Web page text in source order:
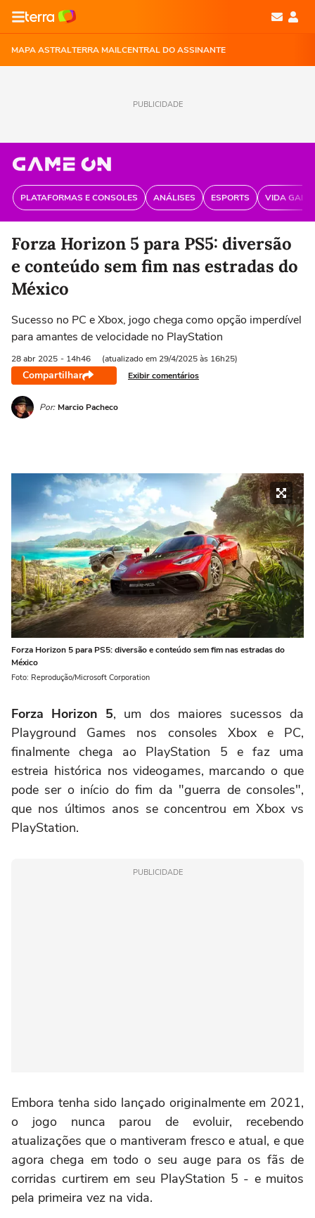
MAPA ASTRALTERRA MAILCENTRAL DO ASSINANTE
PUBLICIDADE
PLATAFORMAS E CONSOLES ANÁLISES ESPORTS VIDA
Forza Horizon 5 para PS5: diversão
e conteúdo sem fim nas estradas do
México
Sucesso no PC e Xbox, jogo chega como opção imperdível
para amantes de velocidade no PlayStation
28 abr 2025 - 14h46 (atualizado em 29/4/2025 às 16h25)
Compartilhar Exibir comentários
Por: Marcio Pacheco
Forza Horizon 5 para PS5: diversão e conteúdo sem fim nas estradas do
México
Foto: Reprodução/Microsoft Corporation
Forza Horizon 5, um dos maiores sucessos da
Playground Games nos consoles Xbox e PC,
finalmente chega ao PlayStation 5 e faz uma
estreia histórica nos videogames, marcando o que
pode ser o início do fim da "guerra de consoles",
que nos últimos anos se concentrou em Xbox vs
PlayStation.
PUBLICIDADE
Embora tenha sido lançado originalmente em 2021,
o jogo nunca parou de evoluir, recebendo
atualizações que o mantiveram fresco e atual, e que
agora chega em todo o seu auge para os fãs de
corridas curtirem em seu PlayStation 5 - e muitos
pela primeira vez na vida.